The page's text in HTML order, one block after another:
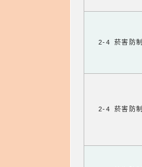
2-4 菸害防制
2-4 菸害防制